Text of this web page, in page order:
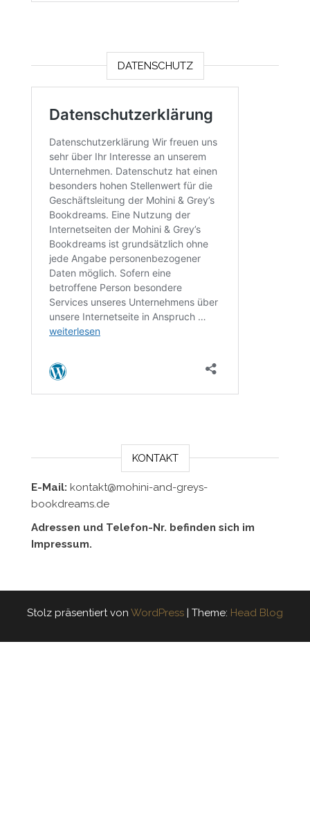
DATENSCHUTZ
KONTAKT
E-Mail: kontakt@mohini-and-greys-
bookdreams.de
Adressen und Telefon-Nr. befinden sich im
Impressum.
Stolz präsentiert von WordPress | Theme: Head Blog